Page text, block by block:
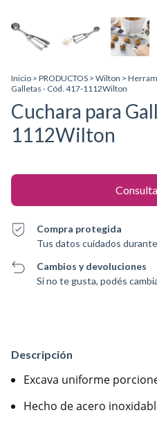
Inicio > PRODUCTOS > Wilton >
Galletas - Cód. 417-1112Wilton
Cuchara para
1112Wilton
Compra protegida
Tus datos cuidados
Cambios y devoluciones
Si no te gusta, podés
Descripción
Excava uniforme
Hecho de acero